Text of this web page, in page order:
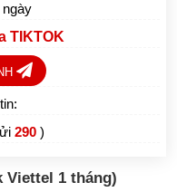
TIKTOK
290 )
Viettel 1 tháng)